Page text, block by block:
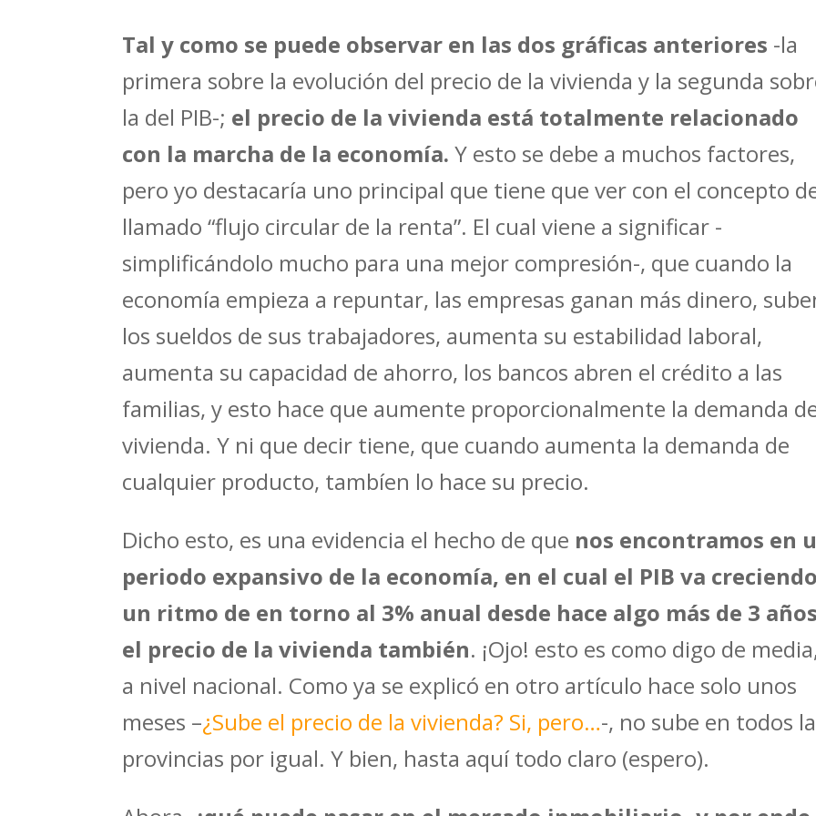
Tal y como se puede observar en las dos gráficas anteriores -la
primera sobre la evolución del precio de la vivienda y la segunda
la del PIB-; el precio de la vivienda está totalmente relacionado
con la marcha de la economía. Y esto se debe a muchos factores,
pero yo destacaría uno principal que tiene que ver con el concepto
llamado “flujo circular de la renta”. El cual viene a significar -
simplificándolo mucho para una mejor compresión-, que cuando la
economía empieza a repuntar, las empresas ganan más dinero,
los sueldos de sus trabajadores, aumenta su estabilidad laboral,
aumenta su capacidad de ahorro, los bancos abren el crédito a las
familias, y esto hace que aumente proporcionalmente la demanda
vivienda. Y ni que decir tiene, que cuando aumenta la demanda de
cualquier producto, tambíen lo hace su precio.
Dicho esto, es una evidencia el hecho de que nos encontramos en
periodo expansivo de la economía, en el cual el PIB va
un ritmo de en torno al 3% anual desde hace algo más de 3
el precio de la vivienda también. ¡Ojo! esto es como digo de
a nivel nacional. Como ya se explicó en otro artículo hace solo unos
meses –¿Sube el precio de la vivienda? Si, pero…-, no sube en todos
provincias por igual. Y bien, hasta aquí todo claro (espero).